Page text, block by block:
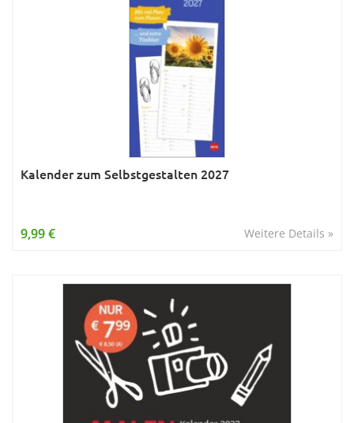
Kalender zum Selbstgestalten 2027
Weitere Details »
9,99 €